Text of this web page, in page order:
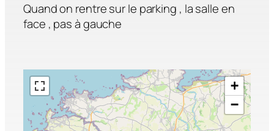
Quand on rentre sur le parking , la salle en
face , pas à gauche
+
−